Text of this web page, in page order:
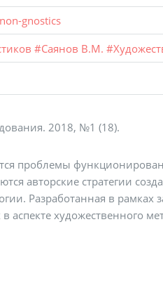
gnostics
#Саянов В.М. #
2018, №1 (18).
проблемы
авторские стратегии
Разработанная в
аспекте художественного